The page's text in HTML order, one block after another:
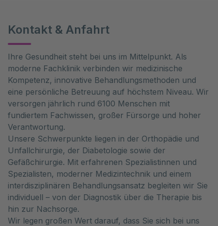
Kontakt & Anfahrt
Ihre Gesundheit steht bei uns im Mittelpunkt. Als
moderne Fachklinik verbinden wir medizinische
Kompetenz, innovative Behandlungsmethoden und
eine persönliche Betreuung auf höchstem Niveau. Wir
versorgen jährlich rund 6100 Menschen mit
fundiertem Fachwissen, großer Fürsorge und hoher
Verantwortung.
Unsere Schwerpunkte liegen in der Orthopädie und
Unfallchirurgie, der Diabetologie sowie der
Gefäßchirurgie. Mit erfahrenen Spezialistinnen und
Spezialisten, moderner Medizintechnik und einem
interdisziplinären Behandlungsansatz begleiten wir Sie
individuell – von der Diagnostik über die Therapie bis
hin zur Nachsorge.
Wir legen großen Wert darauf, dass Sie sich bei uns